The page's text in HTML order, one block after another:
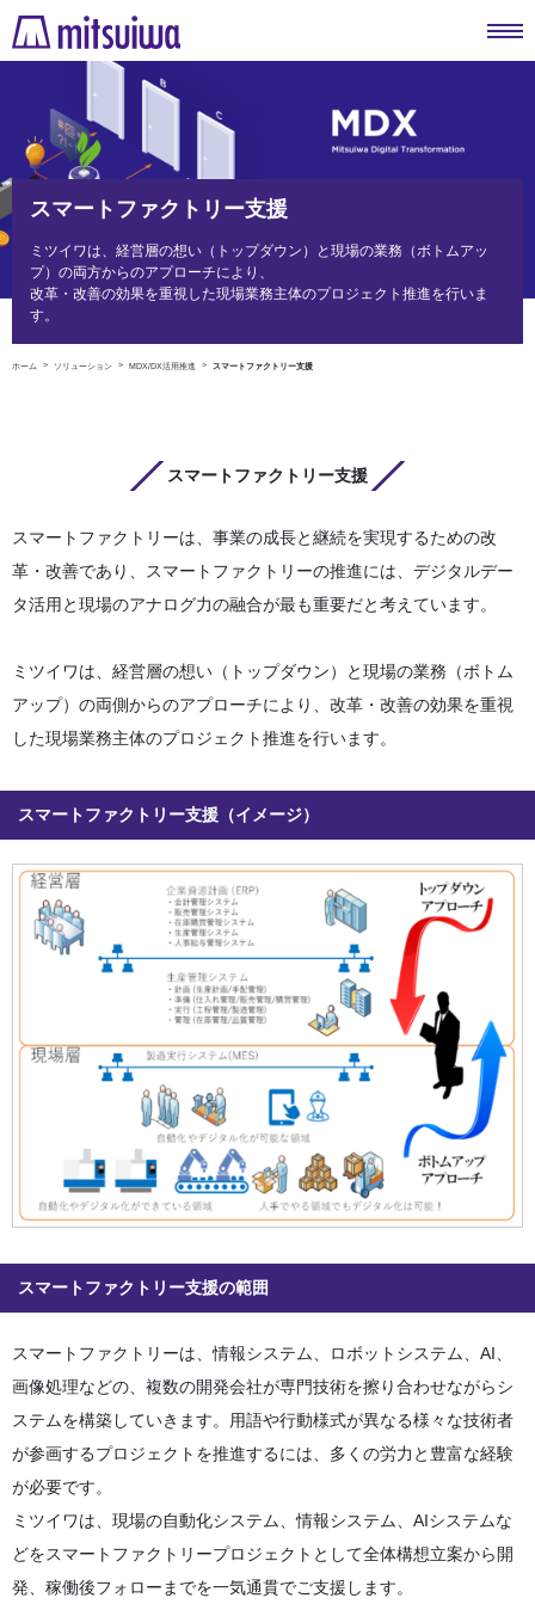
スマートファクトリー支援
ミツイワは、経営層の想い（トップダウン）と現場の業務（ボトムアッ
プ）の両方からのアプローチにより、
改革・改善の効果を重視した現場業務主体のプロジェクト推進を行いま
す。
ホーム ソリューション MDX/DX活用推進 スマートファクトリー支援
スマートファクトリー支援
スマートファクトリーは、事業の成長と継続を実現するための改
革・改善であり、スマートファクトリーの推進には、デジタルデー
タ活用と現場のアナログ力の融合が最も重要だと考えています。
ミツイワは、経営層の想い（トップダウン）と現場の業務（ボトム
アップ）の両側からのアプローチにより、改革・改善の効果を重視
した現場業務主体のプロジェクト推進を行います。
スマートファクトリー支援（イメージ）
スマートファクトリー支援の範囲
スマートファクトリーは、情報システム、ロボットシステム、AI、
画像処理などの、複数の開発会社が専門技術を擦り合わせながらシ
ステムを構築していきます。用語や行動様式が異なる様々な技術者
が参画するプロジェクトを推進するには、多くの労力と豊富な経験
が必要です。
ミツイワは、現場の自動化システム、情報システム、AIシステムな
どをスマートファクトリープロジェクトとして全体構想立案から開
発、稼働後フォローまでを一気通貫でご支援します。